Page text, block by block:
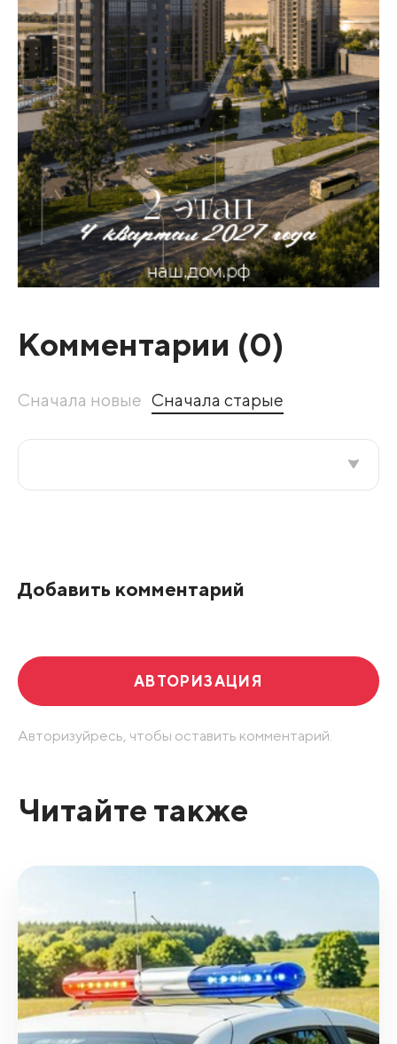
Комментарии (0)
Сначала новые Сначала старые
Добавить комментарий
АВТОРИЗАЦИЯ
Авторизуйресь, чтобы оставить комментарий.
Читайте также